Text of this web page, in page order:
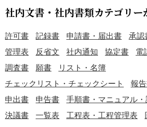
め、初めて作成する方でも迷わず入力
縮につながります。
し、管理区分（第1〜第3分類）や改善
害発生リスクの低減に直結する、実務で
す。 ■テンプレートの利用シーン ＜法令対応が必要なとき
＞ 粉じん作業に従事する職場では、定
存が義務付けられています。 ＜労働災
価結果をもとに換気設備の改善や作業手
できます。 ＜監査・報告への備えに＞
への提出資料としても使用可能です。 ■作成・利用時のポ
イント ＜測定状況を正確に記録＞ 作業
働者の動線など、測定値に影響を及ぼす
社内文書・社内書類カテゴリー
許可書 記録書 申請書・届出書 承認
管理表
反省文 社内通知 協定書
電
調査書
願書
リスト・名簿
チェックリスト・チェックシート
報
申出書
申告書 手順書・マニュアル
決議書
一覧表 工程表・工程管理表